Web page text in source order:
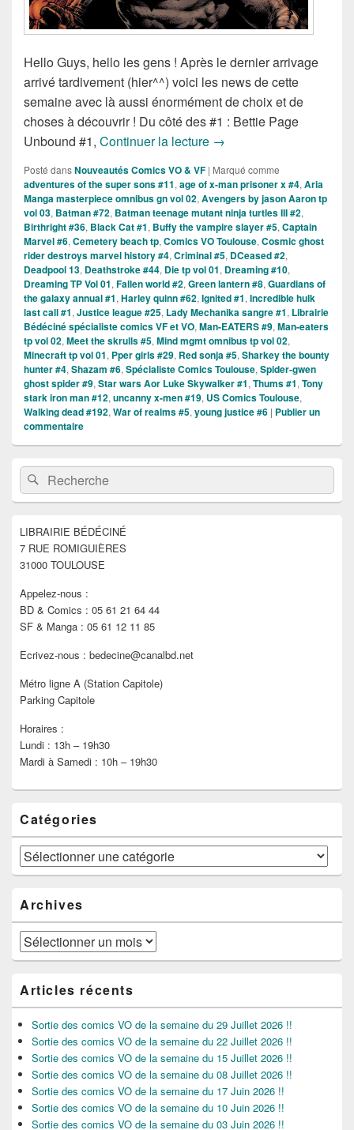
Hello Guys, hello les gens ! Après le dernier arrivage
arrivé tardivement (hier^^) voici les news de cette
semaine avec là aussi énormément de choix et de
choses à découvrir ! Du côté des #1 : Bettie Page
Unbound #1, Continuer la lecture Sorties des Comics VO
→
Posté dansNouveautés Comics VO & VF | Marqué comme
adventures of the super sons #11, age of x-man prisoner x #4, Aria
Manga masterpiece omnibus gn vol 02, Avengers by jason Aaron tp
vol 03, Batman #72, Batman teenage mutant ninja turtles III #2,
Birthright #36, Black Cat #1, Buffy the vampire slayer #5, Captain
Marvel #6, Cemetery beach tp, Comics VO Toulouse, Cosmic ghost
rider destroys marvel history #4, Criminal #5, DCeased #2,
Deadpool 13, Deathstroke #44, Die tp vol 01, Dreaming #10,
Dreaming TP Vol 01, Fallen world #2, Green lantern #8, Guardians of
the galaxy annual #1, Harley quinn #62, Ignited #1, Incredible hulk
last call #1, Justice league #25, Lady Mechanika sangre #1, Librairie
Bédéciné spécialiste comics VF et VO, Man-EATERS #9, Man-eaters
tp vol 02, Meet the skrulls #5, Mind mgmt omnibus tp vol 02,
Minecraft tp vol 01, Pper girls #29, Red sonja #5, Sharkey the bounty
hunter #4, Shazam #6, Spécialiste Comics Toulouse, Spider-gwen
ghost spider #9, Star wars Aor Luke Skywalker #1, Thums #1, Tony
stark iron man #12, uncanny x-men #19, US Comics Toulouse,
Walking dead #192, War of realms #5, young justice #6 | Publier un
commentaire
Zone
principale
de
widget
barre
latérale
Recherche :Rechercher
LIBRAIRIE BÉDÉCINÉ
7 RUE ROMIGUIÈRES
31000 TOULOUSE
Appelez-nous :
BD & Comics : 05 61 21 64 44
SF & Manga : 05 61 12 11 85
Ecrivez-nous : bedecine@canalbd.net
Métro ligne A (Station Capitole)
Parking Capitole
Horaires :
Lundi : 13h – 19h30
Mardi à Samedi : 10h – 19h30
Catégories
Catégories
Archives
Archives
Articles récents
Sortie des comics VO de la semaine du 29 Juillet 2026 !!
Sortie des comics VO de la semaine du 22 Juillet 2026 !!
Sortie des comics VO de la semaine du 15 Juillet 2026 !!
Sortie des comics VO de la semaine du 08 Juillet 2026 !!
Sortie des comics VO de la semaine du 17 Juin 2026 !!
Sortie des comics VO de la semaine du 10 Juin 2026 !!
Sortie des comics VO de la semaine du 03 Juin 2026 !!